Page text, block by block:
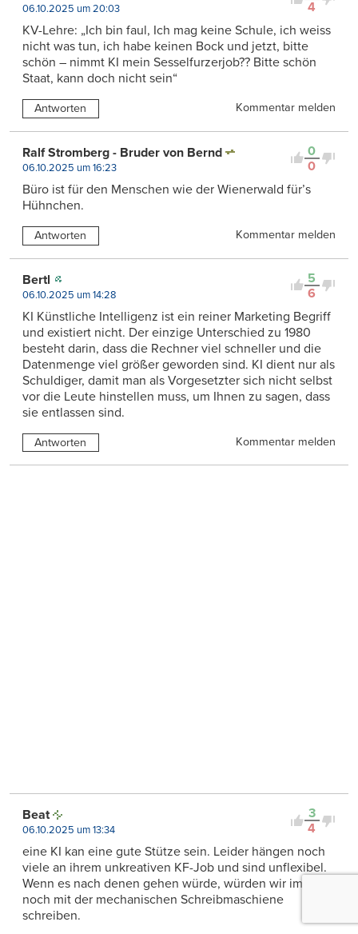
4
06.10.2025 um 20:03
KV-Lehre: „Ich bin faul, Ich mag keine Schule, ich weiss
nicht was tun, ich habe keinen Bock und jetzt, bitte
schön – nimmt KI mein Sesselfurzerjob?? Bitte schön
Staat, kann doch nicht sein“
Antworten Kommentar melden
0
0
Ralf Stromberg - Bruder von Bernd
06.10.2025 um 16:23
Büro ist für den Menschen wie der Wienerwald für’s
Hühnchen.
Antworten Kommentar melden
5
6
Bertl
06.10.2025 um 14:28
KI Künstliche Intelligenz ist ein reiner Marketing Begriff
und existiert nicht. Der einzige Unterschied zu 1980
besteht darin, dass die Rechner viel schneller und die
Datenmenge viel größer geworden sind. KI dient nur als
Schuldiger, damit man als Vorgesetzter sich nicht selbst
vor die Leute hinstellen muss, um Ihnen zu sagen, dass
sie entlassen sind.
Antworten Kommentar melden
3
4
Beat
06.10.2025 um 13:34
eine KI kan eine gute Stütze sein. Leider hängen noch
viele an ihrem unkreativen KF-Job und sind unflexibel.
Wenn es nach denen gehen würde, würden wir immer
noch mit der mechanischen Schreibmaschiene
schreiben.